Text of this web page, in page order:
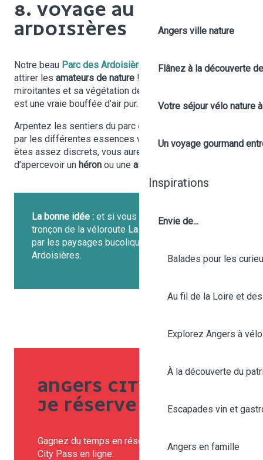
Angers ville nature
Flânez à la découverte
Votre séjour vélo nature
Un voyage gourmand
Inspirations
Envie de...
Balades pour les
Au fil de la Loire et
Explorez Angers à vélo
À la découverte du
Escapades vin et
Angers en famille
8. VOYAGE AU PARC DES
ARDOISIÈRES
Notre beau Parc des Ardoisières
de Trélazé a de quoi
attirer les amateurs de nature ! Avec ses fonds aux eaux
miroitantes et sa végétation dense et luxuriante, le lieu
est une vraie bouffée d’air pur.
Arpentez les sentiers du parc et laissez-vous imprégner
par les différentes essences végétales du lieu… Si vous
êtes assez discrets, vous aurez peut-être la chance
d’apercevoir un héron ou une aigrette
La bonne idée : et si vous veniez à vélo ? Un
tronçon de la véloroute La Loire à vélo
par les paysages bucoliques du Parc des
Ardoisières.
ANGERS CITY PASS,
JE RÉSERVE !
Gagnez du temps en réservant votre Angers
City Pass en ligne.